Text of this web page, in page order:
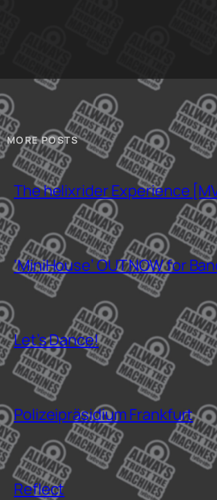
MORE POSTS
The helixrider Experience
‘MiniHouse’ OUT NOW for
Let’s Dance!
Polizeipräsidium Frankfurt
Reflect